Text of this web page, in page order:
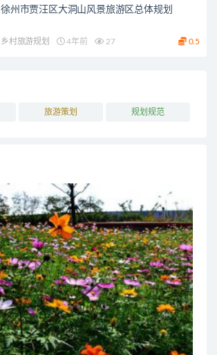
徐州市贾汪区大洞山风景旅游区总体规划
乡村旅游规划 4年前 27 0.5
旅游策划 规划规范